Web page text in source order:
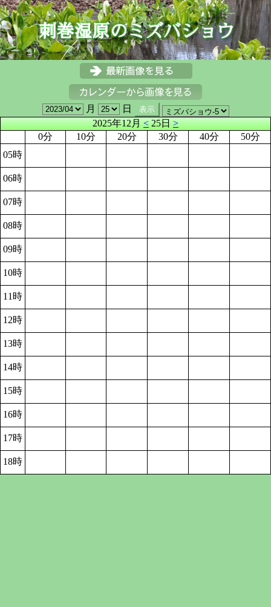
月
日
2025年12月<25日>
0分
10分 20分 30分 40分
50分
05時
06時
07時
08時
09時
10時
11時
12時
13時
14時
15時
16時
17時
18時